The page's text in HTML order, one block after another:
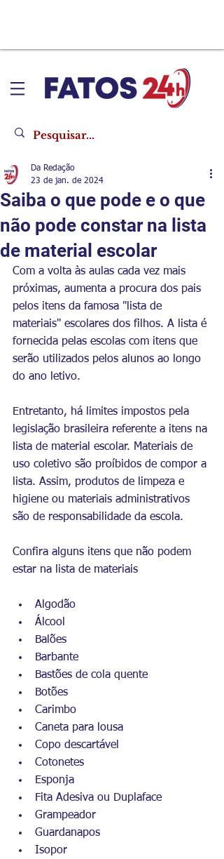
Saiba o que pode e o que
não pode constar na lista
de material escolar
Da Redação
23 de jan. de 2024
Com a volta às aulas cada vez mais
próximas, aumenta a procura dos pais
pelos itens da famosa "lista de
materiais" escolares dos filhos. A lista é
fornecida pelas escolas com itens que
serão utilizados pelos alunos ao longo
do ano letivo.
Entretanto, há limites impostos pela
legislação brasileira referente a itens na
lista de material escolar. Materiais de
uso coletivo são proíbidos de compor a
lista. Assim, produtos de limpeza e
higiene ou materiais administrativos
são de responsabilidade da escola.
Confira alguns itens que não podem
estar na lista de materiais
Algodão
Álcool
Balões
Barbante
Bastões de cola quente
Botões
Carimbo
Caneta para lousa
Copo descartável
Cotonetes
Esponja
Fita Adesiva ou Duplaface
Grampeador
Guardanapos
Isopor